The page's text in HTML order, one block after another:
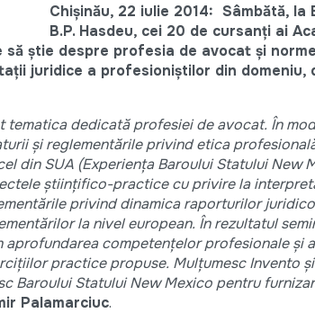
Chișinău, 22 iulie 2014: Sâmbătă, la
B.P. Hasdeu, cei 20 de cursanți ai
știe despre profesia de avocat și
juridice a profesioniștilor din domeniu,
tematica dedicată profesiei de avocat. În
și reglementările privind etica
din SUA (Experiența Baroului Statului New
științifico-practice cu privire la
privind dinamica raporturilor
la nivel european. În rezultatul
competențelor profesionale și
practice propuse. Mulțumesc Invento
Baroului Statului New Mexico pentru
Palamarciuc.